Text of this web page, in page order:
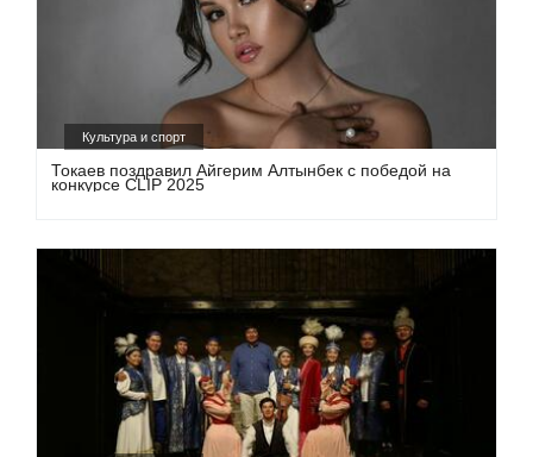
Культура и спорт
Токаев поздравил Айгерим Алтынбек с победой на
конкурсе CLIP 2025